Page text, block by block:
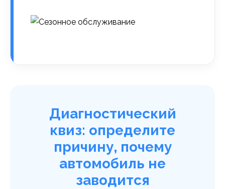
Диагностический
квиз: определите
причину, почему
автомобиль не
заводится